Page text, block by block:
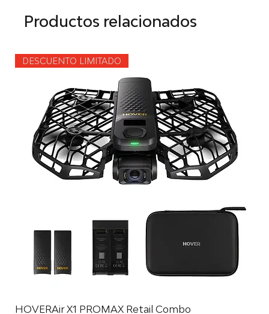
Productos relacionados
DESCUENTO LIMITADO
HOVERAir X1 PROMAX Retail Combo